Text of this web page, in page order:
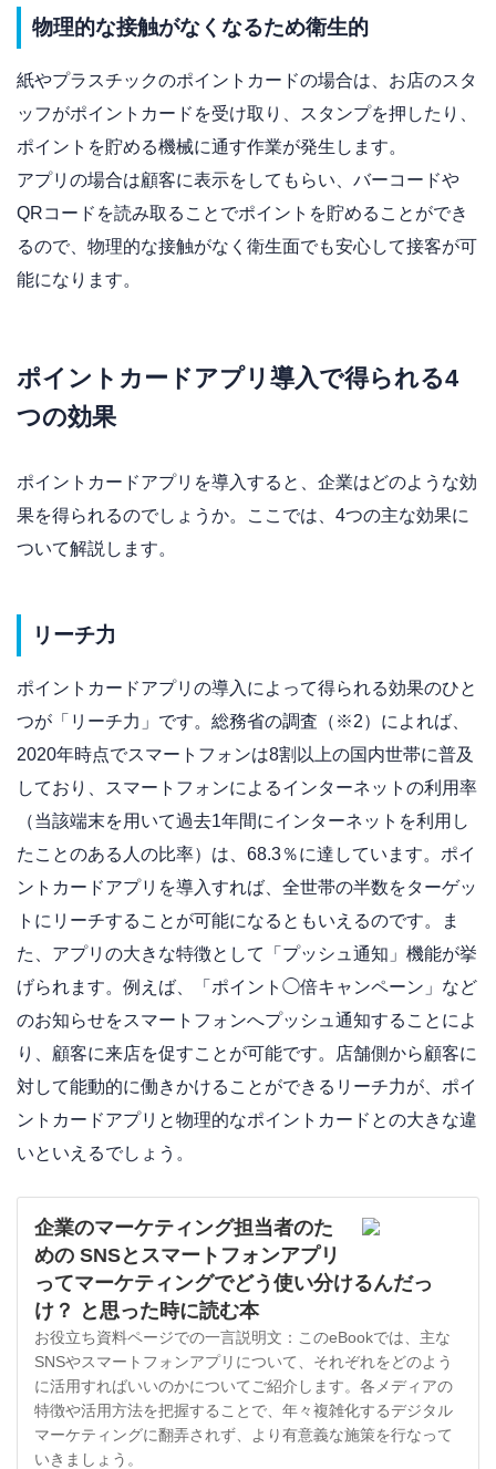
物理的な接触がなくなるため衛生的
紙やプラスチックのポイントカードの場合は、お店のスタ
ッフがポイントカードを受け取り、スタンプを押したり、
ポイントを貯める機械に通す作業が発生します。
アプリの場合は顧客に表示をしてもらい、バーコードや
QRコードを読み取ることでポイントを貯めることができ
るので、物理的な接触がなく衛生面でも安心して接客が可
能になります。
ポイントカードアプリ導入で得られる4
つの効果
ポイントカードアプリを導入すると、企業はどのような効
果を得られるのでしょうか。ここでは、4つの主な効果に
ついて解説します。
リーチ力
ポイントカードアプリの導入によって得られる効果のひと
つが「リーチ力」です。総務省の調査（※2）によれば、
2020年時点でスマートフォンは8割以上の国内世帯に普及
しており、スマートフォンによるインターネットの利用率
（当該端末を用いて過去1年間にインターネットを利用し
たことのある人の比率）は、68.3％に達しています。ポイ
ントカードアプリを導入すれば、全世帯の半数をターゲッ
トにリーチすることが可能になるともいえるのです。
ま
た、アプリの大きな特徴として「プッシュ通知」機能が挙
げられます。例えば、「ポイント◯倍キャンペーン」など
のお知らせをスマートフォンへプッシュ通知することによ
り、顧客に来店を促すことが可能です。店舗側から顧客に
対して能動的に働きかけることができるリーチ力が、ポイ
ントカードアプリと物理的なポイントカードとの大きな違
いといえるでしょう。
企業のマーケティング担当者のた
めの SNSとスマートフォンアプリ
ってマーケティングでどう使い分けるんだっ
け？ と思った時に読む本
お役立ち資料ページでの一言説明文：このeBookでは、主な
SNSやスマートフォンアプリについて、それぞれをどのよう
に活用すればいいのかについてご紹介します。各メディアの
特徴や活用方法を把握することで、年々複雑化するデジタル
マーケティングに翻弄されず、より有意義な施策を行なって
いきましょう。